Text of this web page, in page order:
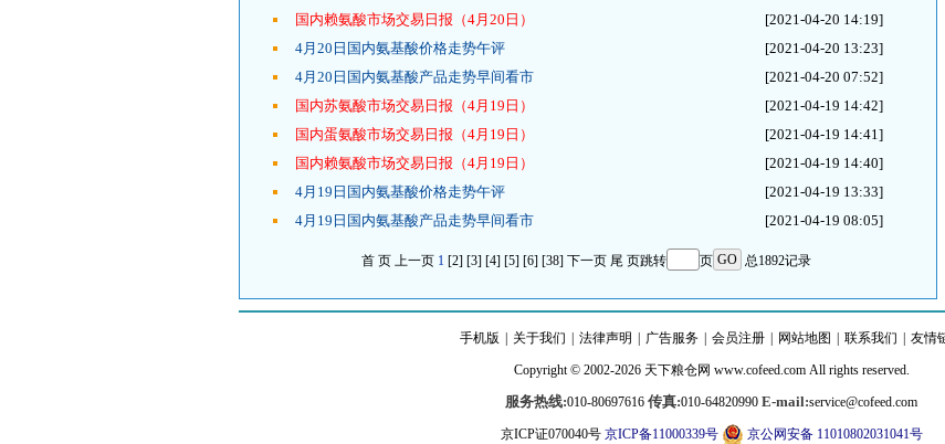
国内赖氨酸市场交易日报（4月20日）
[2021-04-20 14:19]
4月20日国内氨基酸价格走势午评
[2021-04-20 13:23]
4月20日国内氨基酸产品走势早间看市
[2021-04-20 07:52]
国内苏氨酸市场交易日报（4月19日）
[2021-04-19 14:42]
国内蛋氨酸市场交易日报（4月19日）
[2021-04-19 14:41]
国内赖氨酸市场交易日报（4月19日）
[2021-04-19 14:40]
4月19日国内氨基酸价格走势午评
[2021-04-19 13:33]
4月19日国内氨基酸产品走势早间看市
[2021-04-19 08:05]
首 页 上一页 1 [2] [3] [4] [5] [6] [38] 下一页 尾 页跳转 页 总1892记录
手机版 关于我们 法律声明 广告服务 会员注册 网站地图 联系我们 友情
Copyright © 2002-2026 天下粮仓网 www.cofeed.comAll rights reserved.
服务热线:010-80697616 传真:010-64820990 E-mail:service@cofeed.com
京ICP证070040号 京ICP备11000339号 京公网安备 11010802031041号